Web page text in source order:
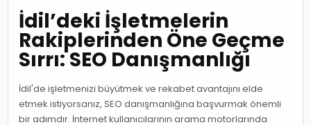
İdil’deki İşletmelerin
Rakiplerinden Öne Geçme
Sırrı: SEO Danışmanlığı
İdil'de işletmenizi büyütmek ve rekabet avantajını elde
etmek istiyorsanız, SEO danışmanlığına başvurmak önemli
bir adımdır. İnternet kullanıcılarının arama motorlarında